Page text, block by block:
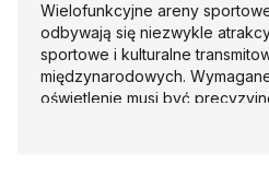
Wielofunkcyjne areny
odbywają się niezwykle
sportowe i kulturalne
międzynarodowych.
oświetlenie musi być